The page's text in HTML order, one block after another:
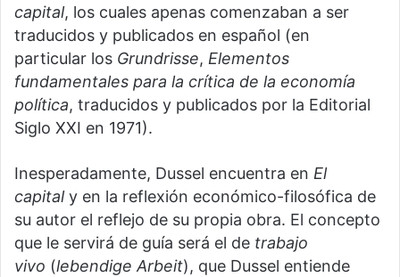
capital, los cuales apenas comenzaban a ser
traducidos y publicados en español (en
particular los Grundrisse, Elementos
fundamentales para la crítica de la economía
política, traducidos y publicados por la Editorial
Siglo XXI en 1971).
Inesperadamente, Dussel encuentra en El
capitaly en la reflexión económico-filosófica de
su autor el reflejo de su propia obra. El concepto
que le servirá de guía será el de trabajo
vivo (lebendige Arbeit), que Dussel entiende